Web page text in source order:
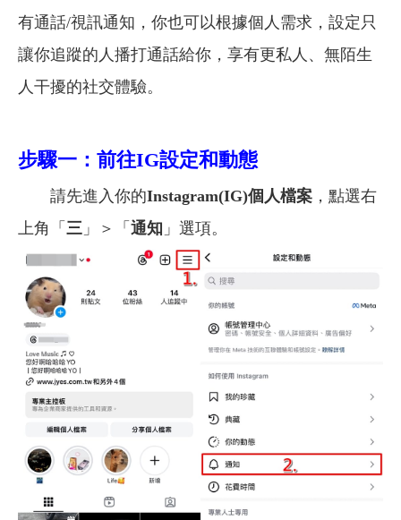
有通話/視訊通知，你也可以根據個人需求，設定只
讓你追蹤的人播打通話給你，享有更私人、無陌生
人干擾的社交體驗。
步驟一：前往IG設定和動態
請先進入你的Instagram(IG)個人檔案 ，點選右
上角「 三 」＞「 通知 」選項。